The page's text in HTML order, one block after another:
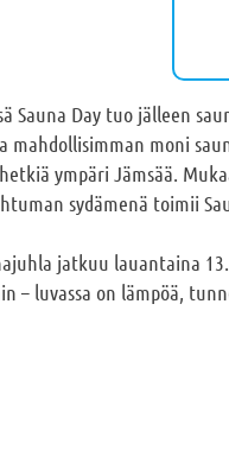
Sauna Day tuo jälleen
mahdollisimman moni
ympäri Jämsää.
sydämenä toimii
jatkuu lauantaina
– luvassa on lämpöä,